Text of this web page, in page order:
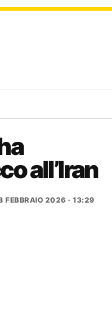
all’Iran
FEBBRAIO 2026 · 13:29